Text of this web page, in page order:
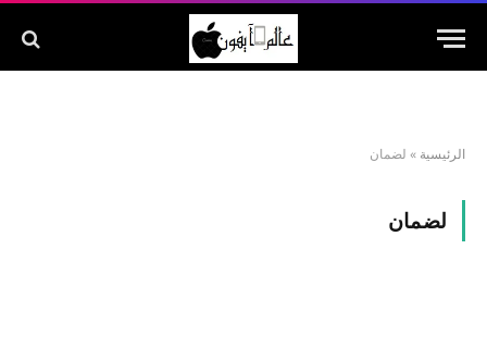
الرئيسية » لضمان
لضمان